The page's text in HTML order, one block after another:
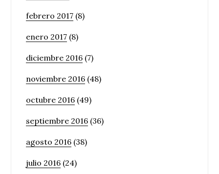
febrero 2017 (8)
enero 2017 (8)
diciembre 2016 (7)
noviembre 2016 (48)
octubre 2016 (49)
septiembre 2016 (36)
agosto 2016 (38)
julio 2016 (24)